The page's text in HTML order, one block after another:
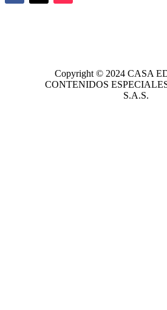
Copyright © 2024 CASA
CONTENIDOS
S.A.S.